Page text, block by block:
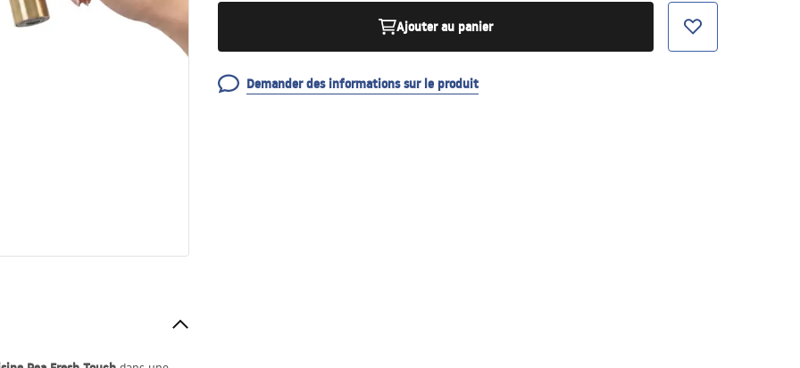
Ajouter au panier
Demander des informations sur le produit